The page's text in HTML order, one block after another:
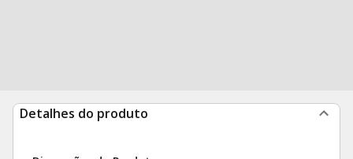
Detalhes do produto